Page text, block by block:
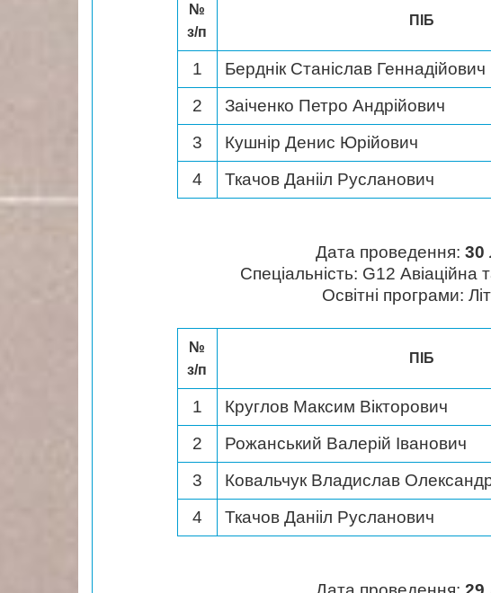
№
з/п
ПІБ
1 Берднік Станіслав Геннадійович
2
Заіченко Петро Андрійович
3
Кушнір Денис Юрійович
4
Ткачов Данііл Русланович
Дата проведення:30
Спеціальність: G12 Авіаційна
Освітні програми:
№
з/п
ПІБ
1 Круглов Максим Вікторович
2
Рожанський Валерій Іванович
3
Ковальчук Владислав
4
Ткачов Данііл Русланович